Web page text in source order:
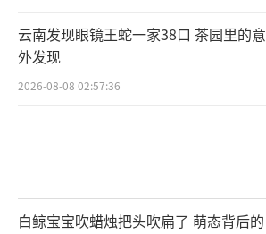
云南发现眼镜王蛇一家38口 茶园里的意
外发现
2026-08-08 02:57:36
白鲸宝宝吹蜡烛把头吹扁了 萌态背后的